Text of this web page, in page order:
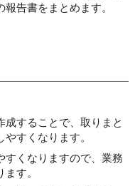
告書をまとめます。
することで、取りまと
すくなります。
すくなりますので、業務
す。